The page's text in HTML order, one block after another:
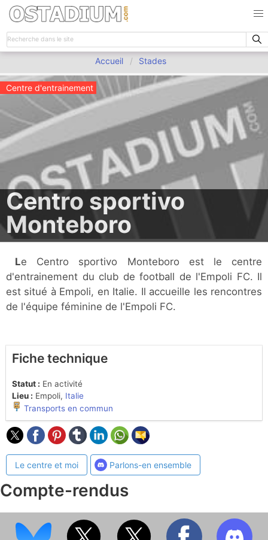
Accueil Stades
Centre d'entrainement
Centro sportivo
Monteboro
Le Centro sportivo Monteboro est le centre
d'entrainement du club de football de l'Empoli FC. Il
est situé à Empoli, en Italie. Il accueille les rencontres
de l'équipe féminine de l'Empoli FC.
Fiche technique
Statut : En activité
Lieu : Empoli, Italie
Transports en commun
Le centre et moi Parlons-en ensemble
Compte-rendus